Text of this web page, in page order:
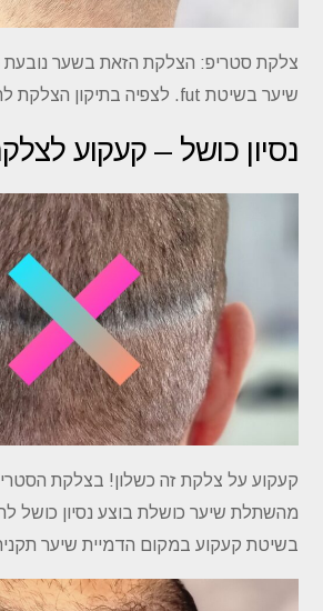
צלקת סטריפ: הצלקת הזאת בשער
שיער בשיטת fut. לצפיה בתיקון הצלקת לחץ פה
נסיון כושל – קעקוע
קעקוע על צלקת זה כשלון! בצלקת
מהשתלת שיער כושלת בוצע נסיון כושל
בשיטת קעקוע במקום הדמיית שיער